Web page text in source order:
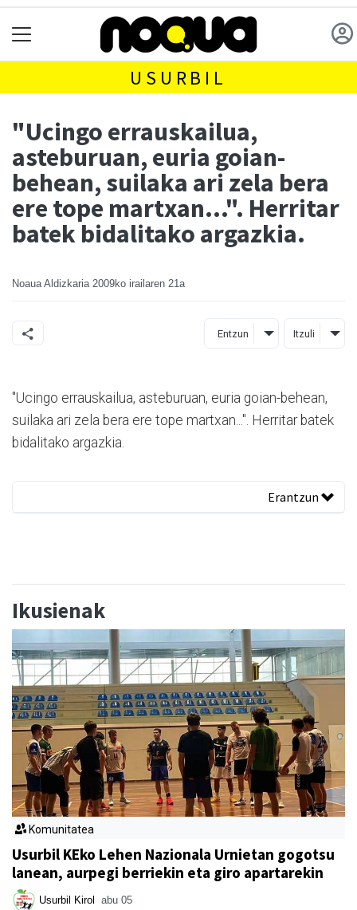
USURBIL
"Ucingo errauskailua,
asteburuan, euria goian-
behean, suilaka ari zela bera
ere tope martxan...". Herritar
batek bidalitako argazkia.
Noaua Aldizkaria 2009ko irailaren 21a
Entzun Itzuli
"Ucingo errauskailua, asteburuan, euria goian-behean,
suilaka ari zela bera ere tope martxan...". Herritar batek
bidalitako argazkia.
Erantzun
Ikusienak
Komunitatea
Usurbil KEko Lehen Nazionala Urnietan gogotsu
lanean, aurpegi berriekin eta giro apartarekin
Usurbil Kirol abu 05